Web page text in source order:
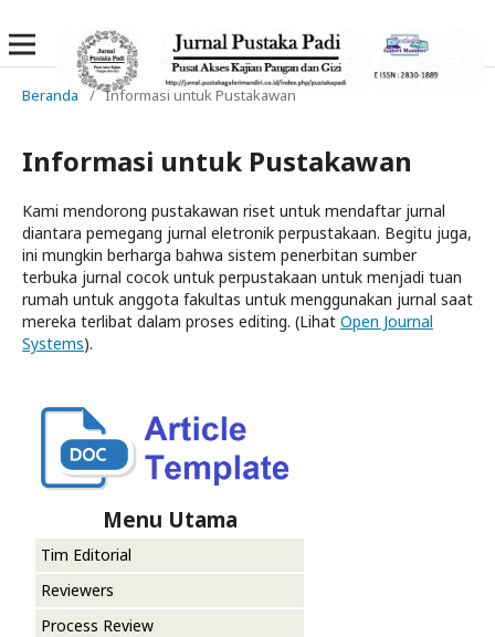
Beranda / Informasi untuk Pustakawan
Informasi untuk Pustakawan
Kami mendorong pustakawan riset untuk mendaftar jurnal
diantara pemegang jurnal eletronik perpustakaan. Begitu juga,
ini mungkin berharga bahwa sistem penerbitan sumber
terbuka jurnal cocok untuk perpustakaan untuk menjadi tuan
rumah untuk anggota fakultas untuk menggunakan jurnal saat
mereka terlibat dalam proses editing. (Lihat Open Journal
Systems).
Menu Utama
Tim Editorial
Reviewers
Process Review